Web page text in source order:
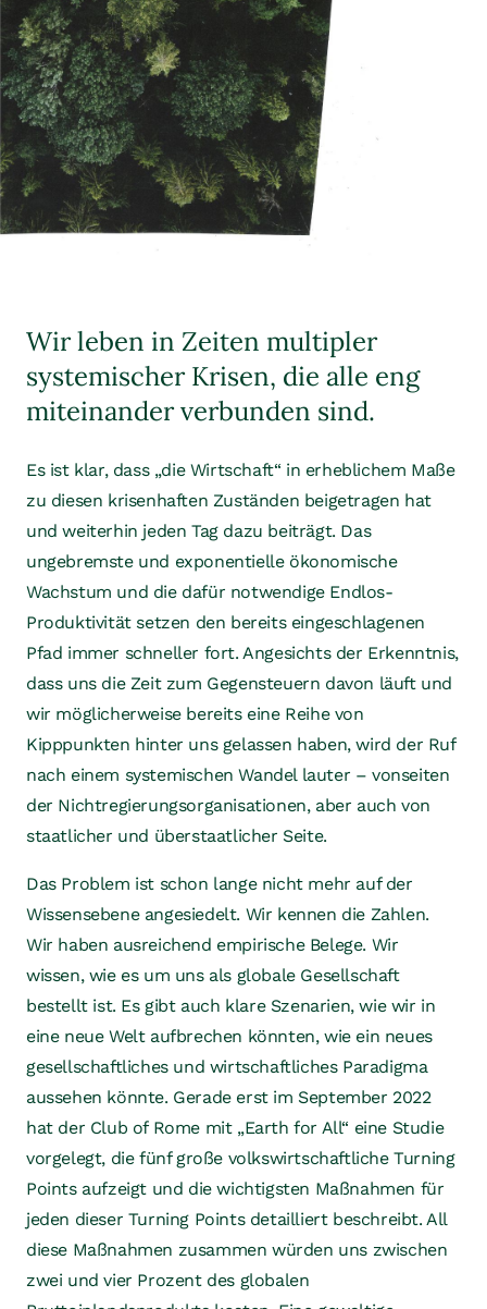
Wir leben in Zeiten multipler
systemischer Krisen, die alle eng
miteinander verbunden sind.
Es ist klar, dass „die Wirtschaft“ in erheblichem Maße
zu diesen krisenhaften Zuständen beigetragen hat
und weiterhin jeden Tag dazu beiträgt. Das
ungebremste und exponentielle ökonomische
Wachstum und die dafür notwendige Endlos-
Produktivität setzen den bereits eingeschlagenen
Pfad immer schneller fort. Angesichts der Erkenntnis,
dass uns die Zeit zum Gegensteuern davon läuft und
wir möglicherweise bereits eine Reihe von
Kipppunkten hinter uns gelassen haben, wird der Ruf
nach einem systemischen Wandel lauter – vonseiten
der Nichtregierungsorganisationen, aber auch von
staatlicher und überstaatlicher Seite.
Das Problem ist schon lange nicht mehr auf der
Wissensebene angesiedelt. Wir kennen die Zahlen.
Wir haben ausreichend empirische Belege. Wir
wissen, wie es um uns als globale Gesellschaft
bestellt ist. Es gibt auch klare Szenarien, wie wir in
eine neue Welt aufbrechen könnten, wie ein neues
gesellschaftliches und wirtschaftliches Paradigma
aussehen könnte. Gerade erst im September 2022
hat der Club of Rome mit „Earth for All“ eine Studie
vorgelegt, die fünf große volkswirtschaftliche Turning
Points aufzeigt und die wichtigsten Maßnahmen für
jeden dieser Turning Points detailliert beschreibt. All
diese Maßnahmen zusammen würden uns zwischen
zwei und vier Prozent des globalen